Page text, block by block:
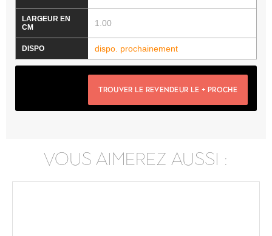
1.00
dispo. prochainement
TROUVER LE REVENDEUR LE + PROCHE
VOUS AIMEREZ AUSSI :